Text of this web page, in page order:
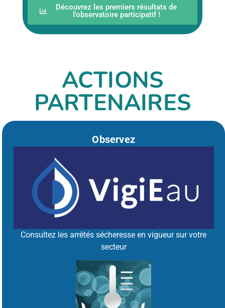
Découvrez les premiers résultats de
l'observatoire participatif !
ACTIONS
PARTENAIRES
Observez
Consultez les arrêtés sécheresse en vigueur sur votre
secteur